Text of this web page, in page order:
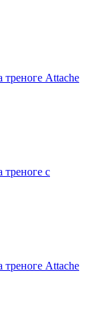
Attache
с
Attache